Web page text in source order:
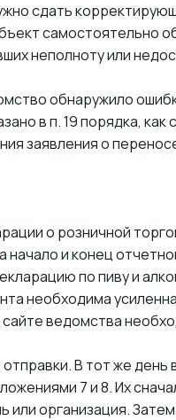
сдать
самостоятельно
неполноту или
обнаружило
в п. 19 порядка,
заявления о
о розничной
начало и конец
по пиву и
необходима
ведомства
В тот же
7 и 8. Их
организация.